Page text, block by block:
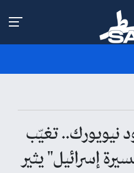
نيويورك.. تغيّب
إسرائيل" يثير